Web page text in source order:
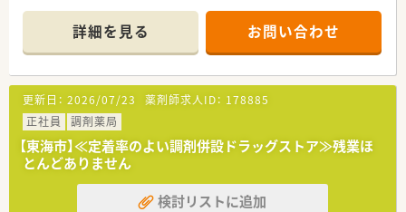
■こちらはＯＴＣ販売がメインの店舗で、若干の調剤対応もあり
ます。専門性の高いカウンセリング販売を心がけています。
詳細を見る お問い合わせ
更新日： 2026/07/23 薬剤師求人ID： 178885
正社員
調剤薬局
【東海市】≪定着率のよい調剤併設ドラッグストア≫残業ほ
とんどありません
検討リストに追加